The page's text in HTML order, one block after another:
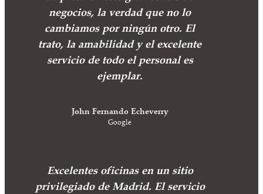
negocios, la verdad que no lo
cambiamos por ningún otro. El
trato, la amabilidad y el excelente
servicio de todo el personal es
ejemplar.
John Fernando Echeverry
Google
Excelentes oficinas en un sitio
privilegiado de Madrid. El servicio